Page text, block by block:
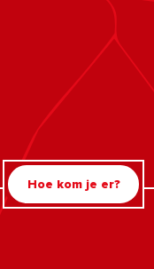
Hoe kom je er?